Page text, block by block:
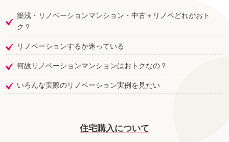
築浅・リノベーションマンション・中古＋リノベどれがおト
ク？
リノベーションするか迷っている
何故リノベーションマンションはおトクなの？
いろんな実際のリノベーション実例を見たい
住宅購入について